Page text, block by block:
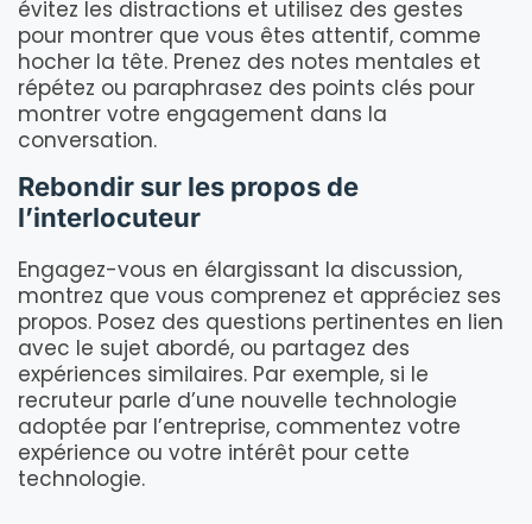
évitez les distractions et utilisez des gestes
pour montrer que vous êtes attentif, comme
hocher la tête. Prenez des notes mentales et
répétez ou paraphrasez des points clés pour
montrer votre engagement dans la
conversation.
Rebondir sur les propos de
l’interlocuteur
Engagez-vous en élargissant la discussion,
montrez que vous comprenez et appréciez ses
propos. Posez des questions pertinentes en lien
avec le sujet abordé, ou partagez des
expériences similaires. Par exemple, si le
recruteur parle d’une nouvelle technologie
adoptée par l’entreprise, commentez votre
expérience ou votre intérêt pour cette
technologie.